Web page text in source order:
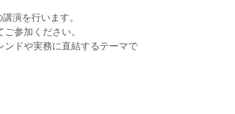
演を行います。
参加ください。
ドや実務に直結するテーマで